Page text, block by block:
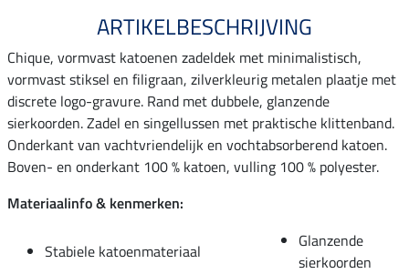
ARTIKELBESCHRIJVING
Chique, vormvast katoenen zadeldek met minimalistisch,
vormvast stiksel en filigraan, zilverkleurig metalen plaatje met
discrete logo-gravure. Rand met dubbele, glanzende
sierkoorden. Zadel en singellussen met praktische klittenband.
Onderkant van vachtvriendelijk en vochtabsorberend katoen.
Boven- en onderkant 100 % katoen, vulling 100 % polyester.
Materiaalinfo & kenmerken:
Stabiele katoenmateriaal
Glanzende
sierkoorden